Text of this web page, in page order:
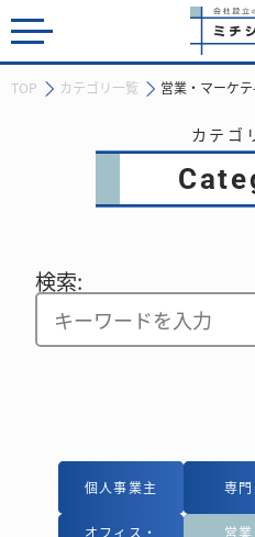
TOP カテゴリ一覧 営業・マーケ
カテゴ
検索:
個人事業主
個人事業主 専
専
オフィス・
オフィス・
営業
営業